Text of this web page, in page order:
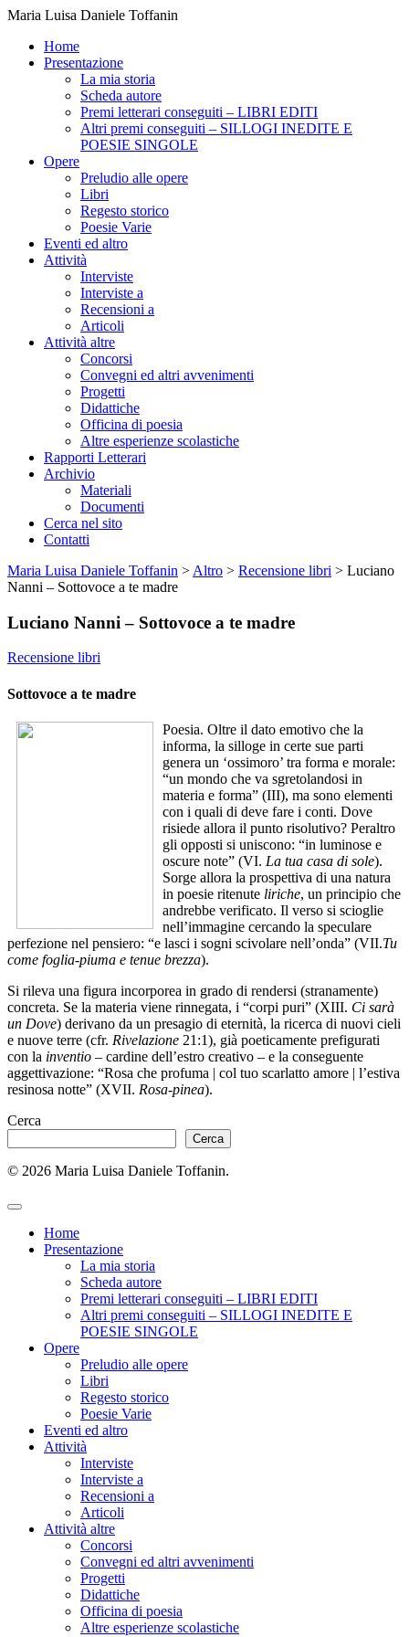
Maria Luisa Daniele Toffanin
Home
Presentazione
La mia storia
Scheda autore
Premi letterari conseguiti – LIBRI EDITI
Altri premi conseguiti – SILLOGI INEDITE E
POESIE SINGOLE
Opere
Preludio alle opere
Libri
Regesto storico
Poesie Varie
Eventi ed altro
Attività
Interviste
Interviste a
Recensioni a
Articoli
Attività altre
Concorsi
Convegni ed altri avvenimenti
Progetti
Didattiche
Officina di poesia
Altre esperienze scolastiche
Rapporti Letterari
Archivio
Materiali
Documenti
Cerca nel sito
Contatti
Maria Luisa Daniele Toffanin > Altro > Recensione libri > Luciano
Nanni – Sottovoce a te madre
Luciano Nanni – Sottovoce a te madre
Recensione libri
Sottovoce a te madre
Poesia. Oltre il dato emotivo che la
informa, la silloge in certe sue parti
genera un ‘ossimoro’ tra forma e morale:
“un mondo che va sgretolandosi in
materia e forma” (III), ma sono elementi
con i quali di deve fare i conti. Dove
risiede allora il punto risolutivo? Peraltro
gli opposti si uniscono: “in luminose e
oscure note” (VI. La tua casa di sole).
Sorge allora la prospettiva di una natura
in poesie ritenute liriche, un principio che
andrebbe verificato. Il verso si scioglie
nell’immagine cercando la speculare
perfezione nel pensiero: “e lasci i sogni scivolare nell’onda” (VII.Tu
come foglia-piuma e tenue brezza).
Si rileva una figura incorporea in grado di rendersi (stranamente)
concreta. Se la materia viene rinnegata, i “corpi puri” (XIII. Ci sarà
un Dove) derivano da un presagio di eternità, la ricerca di nuovi cieli
e nuove terre (cfr. Rivelazione 21:1), già poeticamente prefigurati
con la inventio – cardine dell’estro creativo – e la conseguente
aggettivazione: “Rosa che profuma | col tuo scarlatto amore | l’estiva
resinosa notte” (XVII. Rosa-pinea).
Cerca
Cerca
© 2026 Maria Luisa Daniele Toffanin.
Home
Presentazione
La mia storia
Scheda autore
Premi letterari conseguiti – LIBRI EDITI
Altri premi conseguiti – SILLOGI INEDITE E
POESIE SINGOLE
Opere
Preludio alle opere
Libri
Regesto storico
Poesie Varie
Eventi ed altro
Attività
Interviste
Interviste a
Recensioni a
Articoli
Attività altre
Concorsi
Convegni ed altri avvenimenti
Progetti
Didattiche
Officina di poesia
Altre esperienze scolastiche